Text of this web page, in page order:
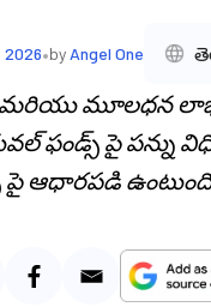
2026•by Angel One
మరియు మూలధన
ఫండ్స్ పై పన్ను
ఆధారపడి